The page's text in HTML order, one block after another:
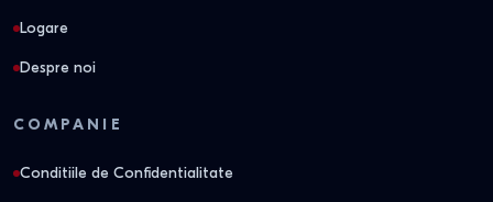
Logare
Despre noi
COMPANIE
Conditiile de Confidentialitate